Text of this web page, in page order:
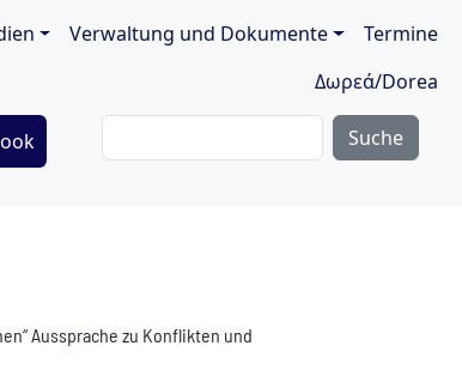
Verwaltung und Dokumente
Termine
Δωρεά/Dorea
Aussprache zu Konflikten und